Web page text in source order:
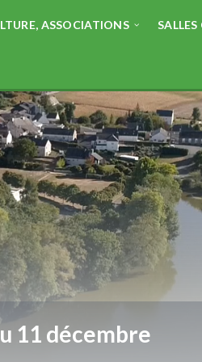
ASSOCIATIONS
11 décembre